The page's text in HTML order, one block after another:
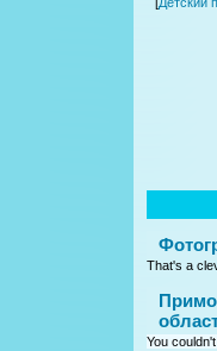
That's a
You